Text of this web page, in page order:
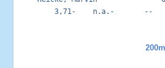
         3,71-    n.a.-       --